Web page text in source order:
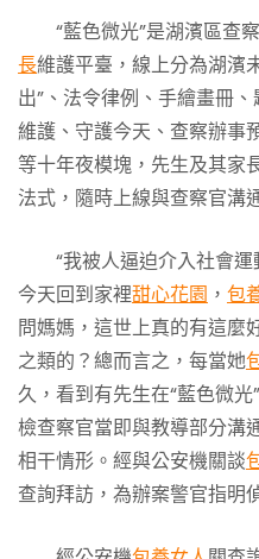
“藍色微光”是湖濱區查
長維護平臺，線上分為湖濱
出”、法令律例、手繪畫冊
維護、守護今天、查察辦事
等十年夜模塊，先生及其家
法式，隨時上線與查察官溝
“我被人逼迫介入社會
今天回到家裡甜心花園 ， 包
問媽媽，這世上真的有這麼
之類的？總而言之，每當她
久，看到有先生在“藍色微
檢查察官當即與教導部分溝
相干情形。經與公安機關談
查詢拜訪，為辦案警官指明